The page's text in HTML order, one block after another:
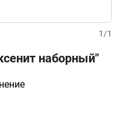
1/1
наборный"